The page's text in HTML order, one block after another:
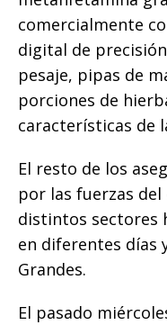
comercialmente
digital de
pesaje, pipas de
porciones de
características de
El resto de los
por las fuerzas
distintos sectores
en diferentes días
Grandes.
​El pasado